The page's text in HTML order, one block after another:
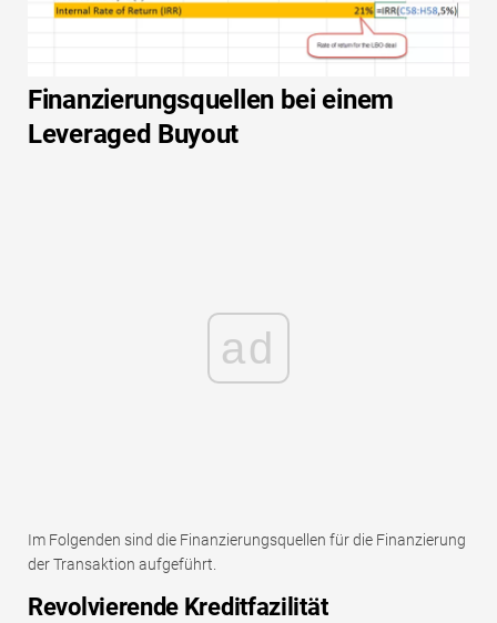
Finanzierungsquellen bei einem
Leveraged Buyout
ad
Im Folgenden sind die Finanzierungsquellen für die Finanzierung
der Transaktion aufgeführt.
Revolvierende Kreditfazilität